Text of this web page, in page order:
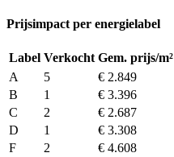
Prijsimpact per energielabel
Label Verkocht Gem. prijs/m²
A
5 € 2.849
B
1 € 3.396
C
2 € 2.687
D
1 € 3.308
F
2 € 4.608